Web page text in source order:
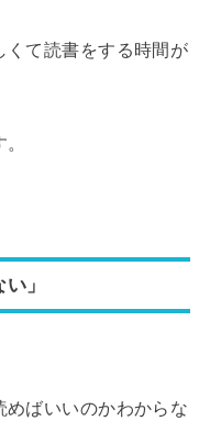
くて読書をする時間が
」
めばいいのかわからな